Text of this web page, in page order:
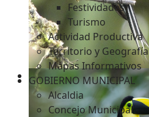
Festividades
Turismo
Actividad Productiva
Territorio y Geografía
Mapas Informativos
GOBIERNO MUNICIPAL
Alcaldia
Concejo Municipal